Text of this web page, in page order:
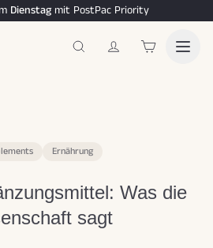
Dienstagmit PostPac Priority
Ernährung
Was die
sagt